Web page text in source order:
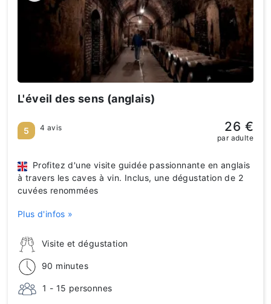
L'éveil des sens (anglais)
Visite et dégustation
90 minutes
1 - 15 personnes
Profitez d'une visite guidée passionnante en anglais
à travers les caves à vin. Inclus, une dégustation de 2
cuvées renommées
Plus d'infos »
5 4 avis 26 €
par adulte